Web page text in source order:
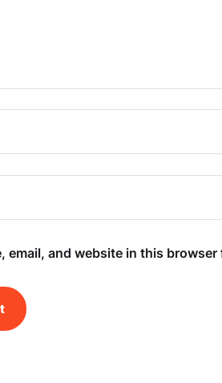
email, and website in this